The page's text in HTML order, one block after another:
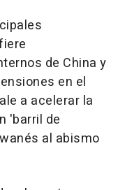
de China y
en el
a acelerar la
'barril de
al abismo